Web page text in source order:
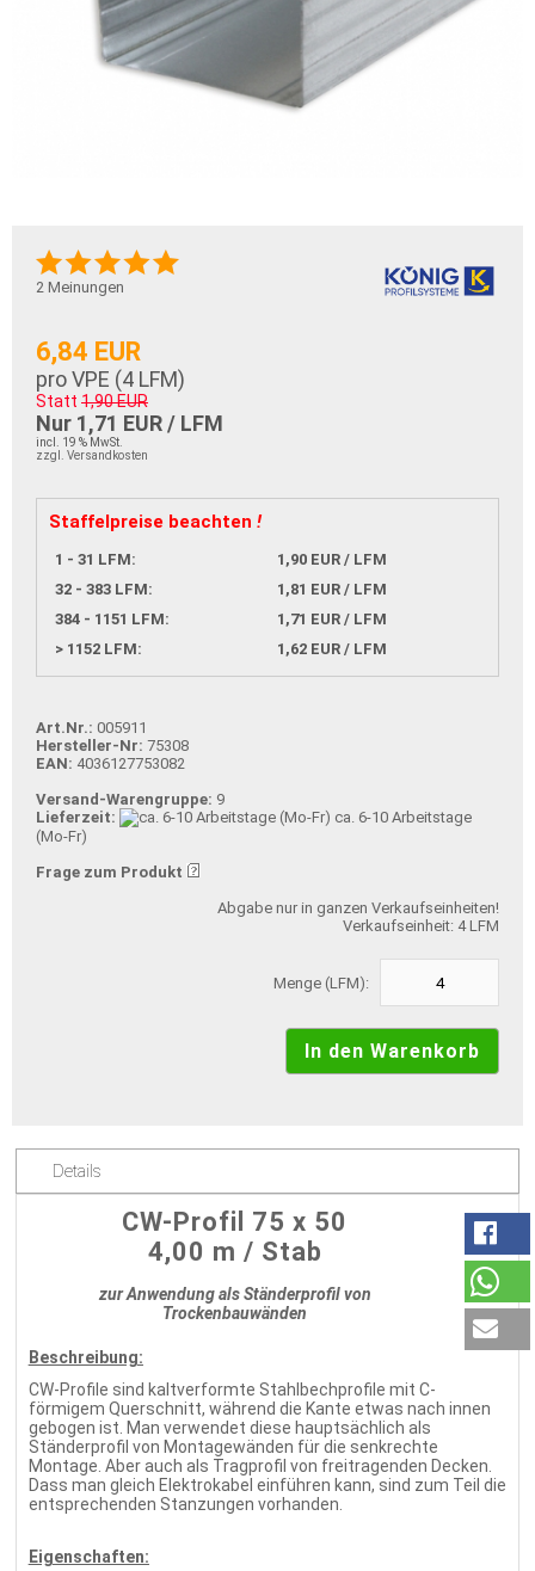
2 Meinungen
6,84 EUR
pro VPE (4 LFM)
Statt 1,90 EUR
Nur 1,71 EUR / LFM
incl. 19 % MwSt.
zzgl. Versandkosten
Staffelpreise beachten !
1 - 31 LFM:
1,90 EUR / LFM
32 - 383 LFM:
1,81 EUR / LFM
384 - 1151 LFM:
1,71 EUR / LFM
> 1152 LFM:
1,62 EUR / LFM
Art.Nr.: 005911
Hersteller-Nr: 75308
EAN: 4036127753082
Versand-Warengruppe: 9
Lieferzeit:
ca. 6-10 Arbeitstage
(Mo-Fr)
Frage zum Produkt
Abgabe nur in ganzen Verkaufseinheiten!
Verkaufseinheit: 4 LFM
Menge (LFM):
Details
CW-Profil 75 x 50
4,00 m / Stab
zur Anwendung als Ständerprofil von
Trockenbauwänden
Beschreibung:
CW-Profile sind kaltverformte Stahlbechprofile mit C-
förmigem Querschnitt, während die Kante etwas nach innen
gebogen ist. Man verwendet diese hauptsächlich als
Ständerprofil von Montagewänden für die senkrechte
Montage. Aber auch als Tragprofil von freitragenden Decken.
Dass man gleich Elektrokabel einführen kann, sind zum Teil die
entsprechenden Stanzungen vorhanden.
Eigenschaften: